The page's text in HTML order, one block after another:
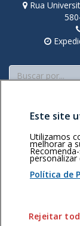
Rua
Buscar
Área restrita
privacidade
de cookies
Sistema
Este site
Utilizamos
melhorar a
personalizar
Política de
Rejeitar